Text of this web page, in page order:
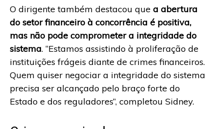
O dirigente também destacou que a abertura
do setor financeiro à concorrência é positiva,
mas não pode comprometer a integridade do
sistema. “Estamos assistindo à proliferação de
instituições frágeis diante de crimes financeiros.
Quem quiser negociar a integridade do sistema
precisa ser alcançado pelo braço forte do
Estado e dos reguladores”, completou Sidney.